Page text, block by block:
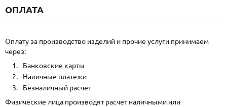
ОПЛАТА
Оплату за производство изделий и прочие услуги принимаем
через:
Банковские карты
Наличные платежи
Безналичный расчет
Физические лица производят расчет наличными или